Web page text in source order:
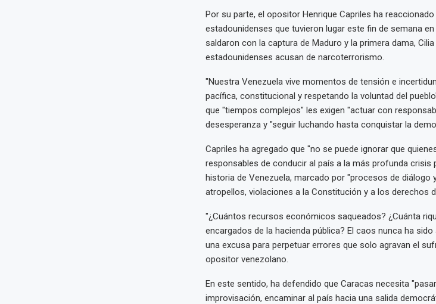
Por su parte, el opositor Henrique Capriles ha
estadounidenses que tuvieron lugar este fin de semana
saldaron con la captura de Maduro y la primera dama,
estadounidenses acusan de narcoterrorismo.
"Nuestra Venezuela vive momentos de tensión e
pacífica, constitucional y respetando la voluntad del
que "tiempos complejos" les exigen "actuar con
desesperanza y "seguir luchando hasta conquistar la
Capriles ha agregado que "no se puede ignorar que
responsables de conducir al país a la más profunda crisis
historia de Venezuela, marcado por "procesos de diálogo
atropellos, violaciones a la Constitución y a los derechos
"¿Cuántos recursos económicos saqueados? ¿Cuánta
encargados de la hacienda pública? El caos nunca ha
una excusa para perpetuar errores que solo agravan el
opositor venezolano.
En este sentido, ha defendido que Caracas necesita
improvisación, encaminar al país hacia una salida